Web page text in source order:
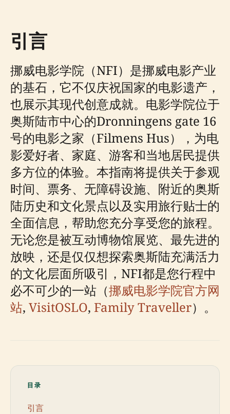
引言
挪威电影学院（NFI）是挪威电影产业
的基石，它不仅庆祝国家的电影遗产，
也展示其现代创意成就。电影学院位于
奥斯陆市中心的Dronningens gate 16
号的电影之家（Filmens Hus），为电
影爱好者、家庭、游客和当地居民提供
多方位的体验。本指南将提供关于参观
时间、票务、无障碍设施、附近的奥斯
陆历史和文化景点以及实用旅行贴士的
全面信息，帮助您充分享受您的旅程。
无论您是被互动博物馆展览、最先进的
放映，还是仅仅想探索奥斯陆充满活力
的文化层面所吸引，NFI都是您行程中
必不可少的一站（挪威电影学院官方网
站, VisitOSLO, Family Traveller）。
目录
引言